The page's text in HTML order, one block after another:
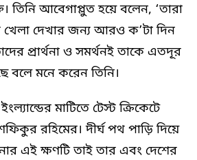
তিনি আবেগাপ্লুত হয়ে বলেন, ‘তারা
দেখার জন্য আরও ক’টা দিন
প্রার্থনা ও সমর্থনই তাকে এতদূর
বলে মনে করেন তিনি।
মাটিতে টেস্ট ক্রিকেটে
রহিমের। দীর্ঘ পথ পাড়ি দিয়ে
এই ক্ষণটি তাই তার এবং দেশের